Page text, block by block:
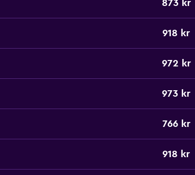
873 kr
918 kr
972 kr
973 kr
766 kr
918 kr